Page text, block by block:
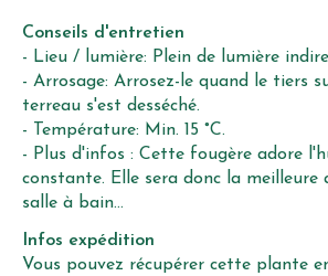
Conseils d'entretien
- Lieu / lumière: Plein de lumière
- Arrosage: Arrosez-le quand le tiers
terreau s'est desséché.
- Température: Min. 15 °C.
- Plus d'infos : Cette fougère adore
constante. Elle sera donc la meilleure
salle à bain...
Infos expédition
Vous pouvez récupérer cette plante